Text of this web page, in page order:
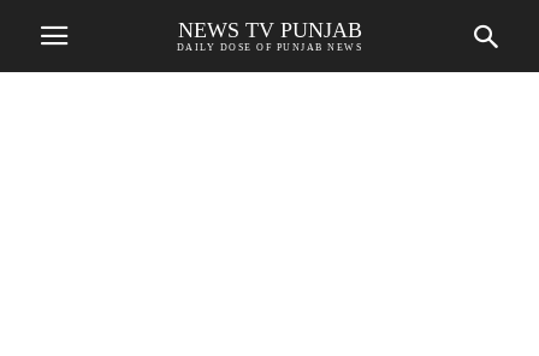
NEWS TV PUNJAB
DAILY DOSE OF PUNJAB NEWS